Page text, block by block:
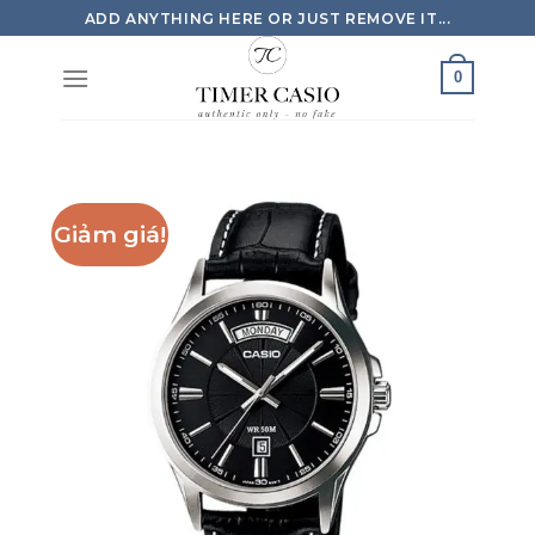
to
content
ADD ANYTHING HERE OR JUST REMOVE IT...
0
Giảm giá!